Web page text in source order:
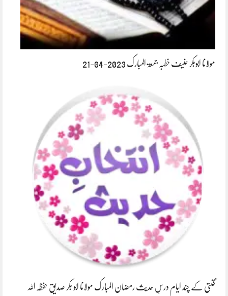
مولانا ابوبکر حنیف خطبہ جمعۃ المبارک 2023-04-21
گنتی کے چند ایام درسِ حدیث رمضان المبارک مولانا ابو بکر صدیق حفظہ اللہ